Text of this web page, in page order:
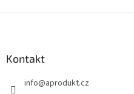
Kontakt
info@aprodukt.cz